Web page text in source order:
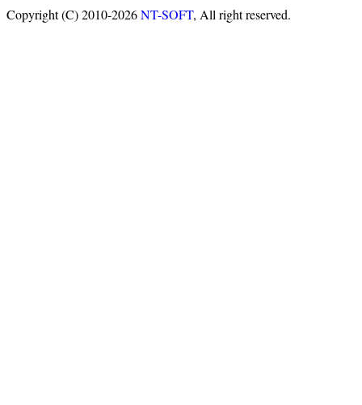
Copyright (C) 2010-2026NT-SOFT, All right reserved.